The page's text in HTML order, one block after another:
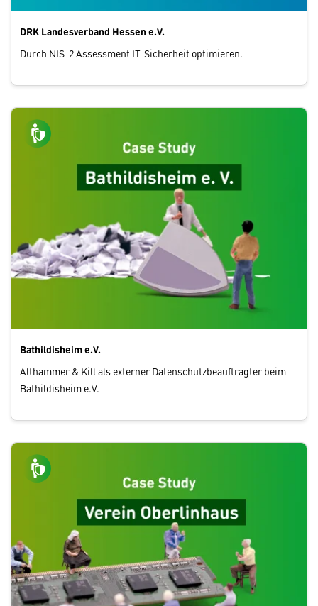
DRK Landesverband Hessen e.V.
Durch NIS-2 Assessment IT-Sicherheit optimieren.
Bathildisheim e.V.
Althammer & Kill als externer Datenschutzbeauftragter beim
Bathildisheim e.V.